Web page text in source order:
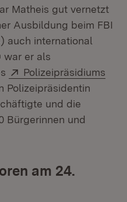
Matheis gut vernetzt
Ausbildung beim FBI
auch international
war er als
Extern:
Polizeipräsidiums
Fenster)
Polizeipräsidentin
und die
Bürgerinnen und
am 24.